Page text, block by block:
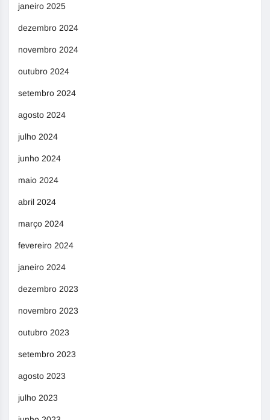
janeiro 2025
dezembro 2024
novembro 2024
outubro 2024
setembro 2024
agosto 2024
julho 2024
junho 2024
maio 2024
abril 2024
março 2024
fevereiro 2024
janeiro 2024
dezembro 2023
novembro 2023
outubro 2023
setembro 2023
agosto 2023
julho 2023